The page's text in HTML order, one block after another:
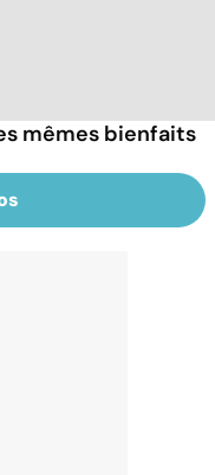
mêmes bienfaits